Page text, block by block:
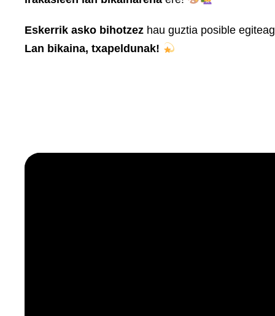
Eskerrik asko bihotzez hau guztia posible
Lan bikaina, txapeldunak!